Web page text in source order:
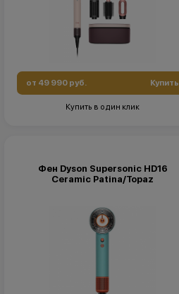
от 49 990 руб. Купить
Купить в один клик
Фен Dyson Supersonic HD16
Ceramic Patina/Topaz